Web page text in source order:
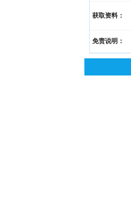
获取资料：
免责说明：